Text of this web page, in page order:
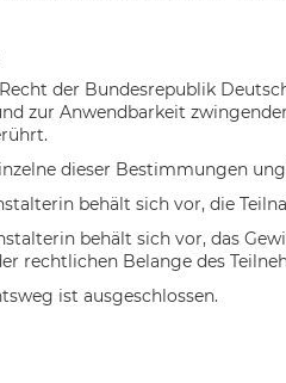
der Bundesrepublik
zur Anwendbarkeit
dieser Bestimmungen
behält sich vor, die
behält sich vor, das
rechtlichen Belange des
ist ausgeschlossen.